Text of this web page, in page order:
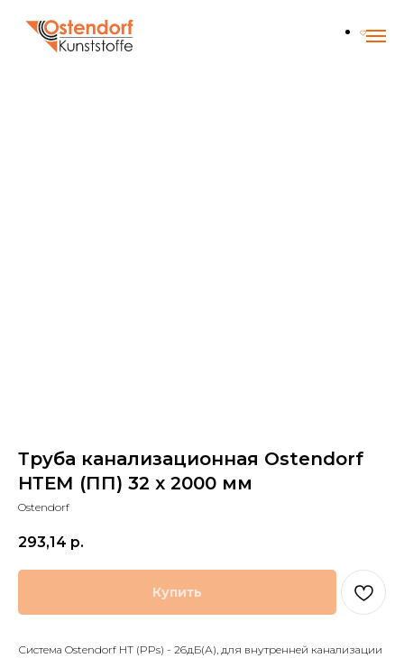
Труба канализационная Ostendorf
НТЕМ (ПП) 32 x 2000 мм
Ostendorf
293,14 р.
Купить
Система Ostendorf HT (PPs) - 26дБ(А), для внутренней канализации